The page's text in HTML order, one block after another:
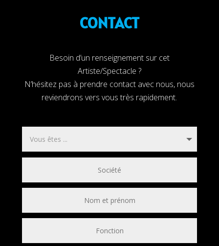
CONTACT
Besoin d’un renseignement sur cet
Artiste/Spectacle ?
N’hésitez pas à prendre contact avec nous, nous
reviendrons vers vous très rapidement.